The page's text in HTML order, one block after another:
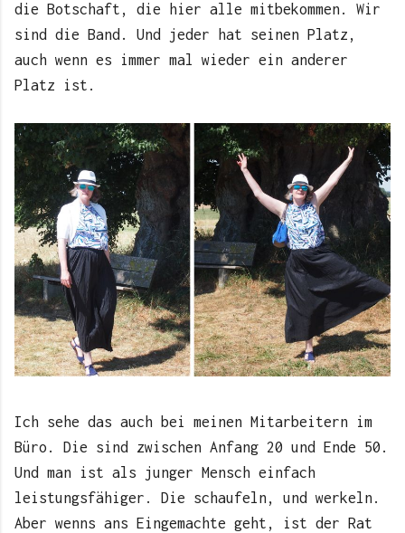
die Botschaft, die hier alle mitbekommen. Wir
sind die Band. Und jeder hat seinen Platz,
auch wenn es immer mal wieder ein anderer
Platz ist.
Ich sehe das auch bei meinen Mitarbeitern im
Büro. Die sind zwischen Anfang 20 und Ende 50.
Und man ist als junger Mensch einfach
leistungsfähiger. Die schaufeln, und werkeln.
Aber wenns ans Eingemachte geht, ist der Rat